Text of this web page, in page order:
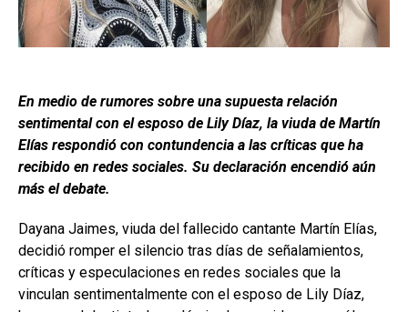
En medio de rumores sobre una supuesta relación
sentimental con el esposo de Lily Díaz, la viuda de Martín
Elías respondió con contundencia a las críticas que ha
recibido en redes sociales. Su declaración encendió aún
más el debate.
Dayana Jaimes, viuda del fallecido cantante Martín Elías,
decidió romper el silencio tras días de señalamientos,
críticas y especulaciones en redes sociales que la
vinculan sentimentalmente con el esposo de Lily Díaz,